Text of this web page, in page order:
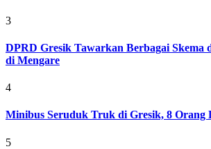
3
DPRD Gresik Tawarkan Berbagai Skema
di Mengare
4
Minibus Seruduk Truk di Gresik, 8 Orang
5